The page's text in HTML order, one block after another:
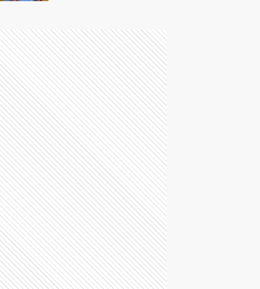
el plan de ahorro